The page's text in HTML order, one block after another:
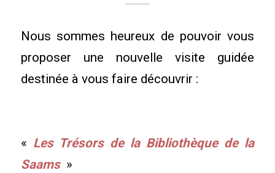
Nous sommes heureux de pouvoir vous
proposer une nouvelle visite guidée
destinée à vous faire découvrir :
« Les Trésors dela Bibliothèque de la
Saams »